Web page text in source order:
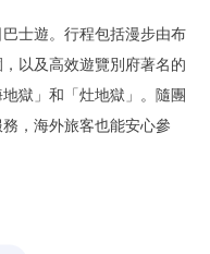
士遊。行程包括漫步由布
以及高效遊覽別府著名的
獄」和「灶地獄」。隨團
，海外旅客也能安心參